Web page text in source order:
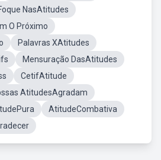
NasAtitudes
O Próximo
Palavras XAtitudes
Mensuração DasAtitudes
CetifAtitude
AtitudesAgradam
AtitudeCombativa